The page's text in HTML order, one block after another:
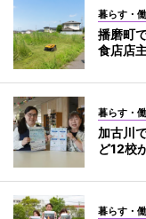
暮らす・
播磨町
食店店
暮らす・
加古川
ど12校
暮らす・